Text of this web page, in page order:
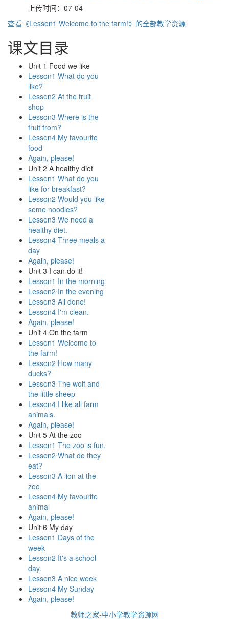
上传时间：07-04
查看《Lesson1 Welcome to the farm!》的全部教学资源
课文目录
Unit 1 Food we like
Lesson1 What do you
like?
Lesson2 At the fruit
shop
Lesson3 Where is the
fruit from?
Lesson4 My favourite
food
Again, please!
Unit 2 A healthy diet
Lesson1 What do you
like for breakfast?
Lesson2 Would you like
some noodles?
Lesson3 We need a
healthy diet.
Lesson4 Three meals a
day
Again, please!
Unit 3 I can do it!
Lesson1 In the morning
Lesson2 In the evening
Lesson3 All done!
Lesson4 I'm clean.
Again, please!
Unit 4 On the farm
Lesson1 Welcome to
the farm!
Lesson2 How many
ducks?
Lesson3 The wolf and
the little sheep
Lesson4 I like all farm
animals.
Again, please!
Unit 5 At the zoo
Lesson1 The zoo is fun.
Lesson2 What do they
eat?
Lesson3 A lion at the
zoo
Lesson4 My favourite
animal
Again, please!
Unit 6 My day
Lesson1 Days of the
week
Lesson2 It's a school
day.
Lesson3 A nice week
Lesson4 My Sunday
Again, please!
教师之家-中小学教学资源网